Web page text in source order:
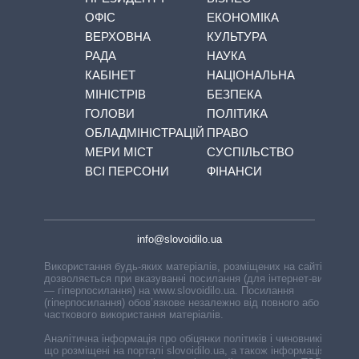
ОФІС
ВЕРХОВНА
РАДА
КАБІНЕТ
МІНІСТРІВ
ГОЛОВИ
ОБЛАДМІНІСТРАЦІЙ
МЕРИ МІСТ
ВСІ ПЕРСОНИ
ЕКОНОМІКА
КУЛЬТУРА
НАУКА
НАЦІОНАЛЬНА
БЕЗПЕКА
ПОЛІТИКА
ПРАВО
СУСПІЛЬСТВО
ФІНАНСИ
info@slovoidilo.ua
Використання будь-яких матеріалів, розміщених на сайті,
дозволяється при вказуванні посилання (для інтернет-видань
— гіперпосилання) на www.slovoidilo.ua. Посилання
(гіперпосилання) обов’язкове незалежно від повного або
часткового використання матеріалів.
Аналітична інформація про обіцянки політиків і чиновників,
що розміщені на порталі slovoidilo.ua, а також інформація про